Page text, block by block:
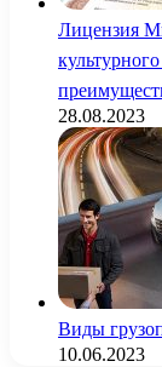
Лицензия
28.08.2023
Виды
10.06.2023